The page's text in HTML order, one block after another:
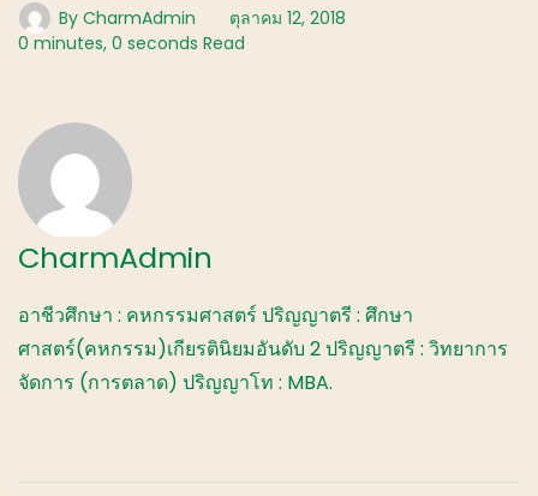
By CharmAdmin
ตุลาคม 12, 2018
0 minutes, 0 seconds Read
CharmAdmin
อาชีวศึกษา : คหกรรมศาสตร์ ปริญญาตรี : ศึกษา
ศาสตร์(คหกรรม)เกียรตินิยมอันดับ 2 ปริญญาตรี : วิทยาการ
จัดการ (การตลาด) ปริญญาโท : MBA.